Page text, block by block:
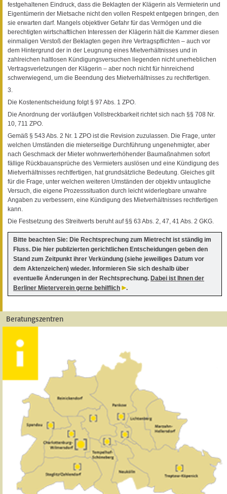
festgehaltenen Eindruck, dass die Beklagten der Klägerin als Vermieterin und
Eigentümerin der Mietsache nicht den vollen Respekt entgegen bringen, den
sie erwarten darf. Mangels objektiver Gefahr für das Vermögen und die
berechtigten wirtschaftlichen Interessen der Klägerin hält die Kammer diesen
einmaligen Verstoß der Beklagten gegen ihre Vertragspflichten – auch vor
dem Hintergrund der in der Leugnung eines Mietverhältnisses und in
zahlreichen haltlosen Kündigungsversuchen liegenden nicht unerheblichen
Vertragsverletzungen der Klägerin – aber noch nicht für hinreichend
schwerwiegend, um die Beendung des Mietverhältnisses zu rechtfertigen.
3.
Die Kostenentscheidung folgt § 97 Abs. 1 ZPO.
Die Anordnung der vorläufigen Vollstreckbarkeit richtet sich nach §§ 708 Nr.
10, 711 ZPO.
Gemäß § 543 Abs. 2 Nr. 1 ZPO ist die Revision zuzulassen. Die Frage, unter
welchen Umständen die mieterseitige Durchführung ungenehmigter, aber
nach Geschmack der Mieter wohnwerterhöhender Baumaßnahmen sofort
fällige Rückbauansprüche des Vermieters auslösen und eine Kündigung des
Mietverhältnisses rechtfertigen, hat grundsätzliche Bedeutung. Gleiches gilt
für die Frage, unter welchen weiteren Umständen der objektiv untaugliche
Versuch, die eigene Prozesssituation durch leicht widerlegbare unwahre
Angaben zu verbessern, eine Kündigung des Mietverhältnisses rechtfertigen
kann.
Die Festsetzung des Streitwerts beruht auf §§ 63 Abs. 2, 47, 41 Abs. 2 GKG.
Bitte beachten Sie: Die Rechtsprechung zum Mietrecht ist ständig im
Fluss. Die hier publizierten gerichtlichen Entscheidungen geben den
Stand zum Zeitpunkt ihrer Verkündung (siehe jeweiliges Datum vor
dem Aktenzeichen) wieder. Informieren Sie sich deshalb über
eventuelle Änderungen in der Rechtsprechung. Dabei ist Ihnen der
Berliner Mieterverein gerne behilflich
.
Beratungszentren